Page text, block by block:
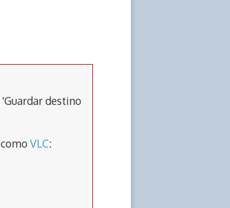
destino
VLC: